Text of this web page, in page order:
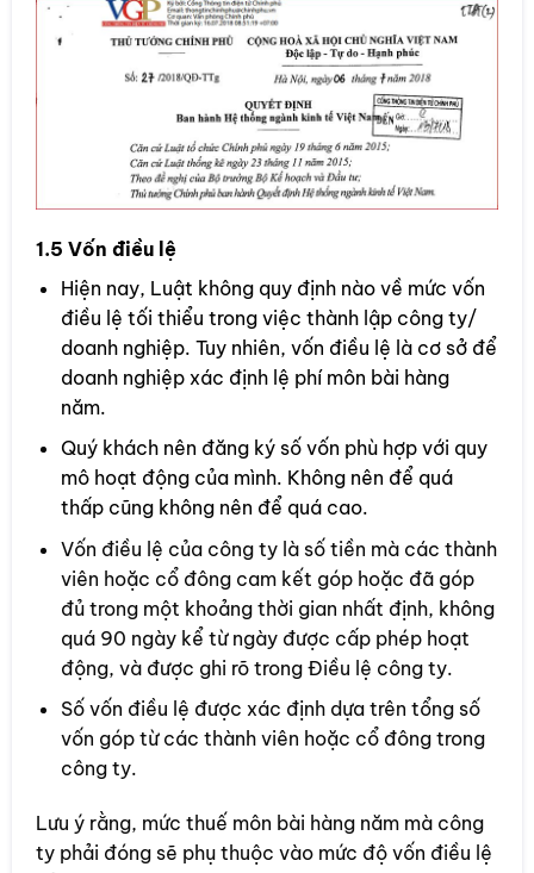
1.5 Vốn điều lệ
Hiện nay, Luật không quy định nào về mức vốn
điều lệ tối thiểu trong việc thành lập công ty/
doanh nghiệp. Tuy nhiên, vốn điều lệ là cơ sở để
doanh nghiệp xác định lệ phí môn bài hàng
năm.
Quý khách nên đăng ký số vốn phù hợp với quy
mô hoạt động của mình. Không nên để quá
thấp cũng không nên để quá cao.
Vốn điều lệ của công ty là số tiền mà các thành
viên hoặc cổ đông cam kết góp hoặc đã góp
đủ trong một khoảng thời gian nhất định, không
quá 90 ngày kể từ ngày được cấp phép hoạt
động, và được ghi rõ trong Điều lệ công ty.
Số vốn điều lệ được xác định dựa trên tổng số
vốn góp từ các thành viên hoặc cổ đông trong
công ty.
Lưu ý rằng, mức thuế môn bài hàng năm mà công
ty phải đóng sẽ phụ thuộc vào mức độ vốn điều lệ